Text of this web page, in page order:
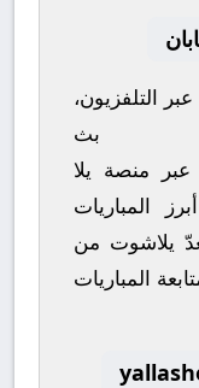
التلفزيون،
بث
عبر منصة يلا
المباريات
يلاشوت من
المباريات